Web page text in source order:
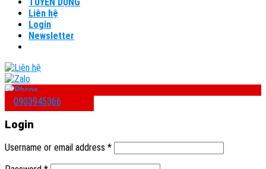
Liên hệ
Login
Newsletter
0903945366
Login
Username or email address *